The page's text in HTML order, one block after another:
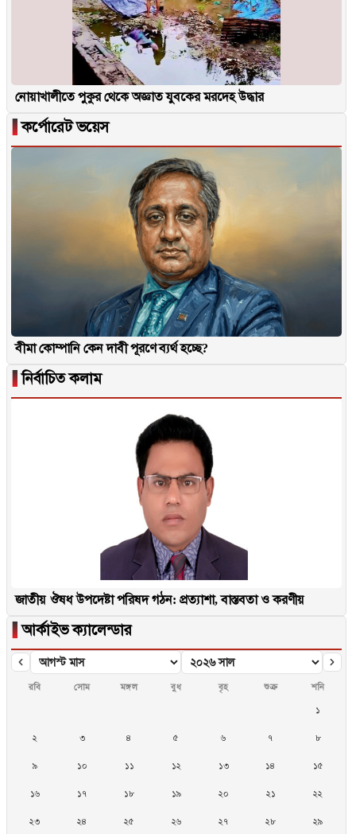
নোয়াখালীতে পুকুর থেকে অজ্ঞাত যুবকের মরদেহ উদ্ধার
▐কর্পোরেট ভয়েস
বীমা কোম্পানি কেন দাবী পূরণে ব্যর্থ হচ্ছে?
▐নির্বাচিত কলাম
জাতীয় ঔষধ উপদেষ্টা পরিষদ গঠন: প্রত্যাশা, বাস্তবতা ও করণীয়
▐আর্কাইভ ক্যালেন্ডার
রবি সোম মঙ্গল বুধ বৃহ শুক্র
শনি
১
২ ৩ ৪ ৫ ৬ ৭ ৮
৯ ১০ ১১ ১২ ১৩ ১৪ ১৫
১৬ ১৭ ১৮ ১৯ ২০ ২১ ২২
২৩ ২৪ ২৫ ২৬ ২৭ ২৮ ২৯